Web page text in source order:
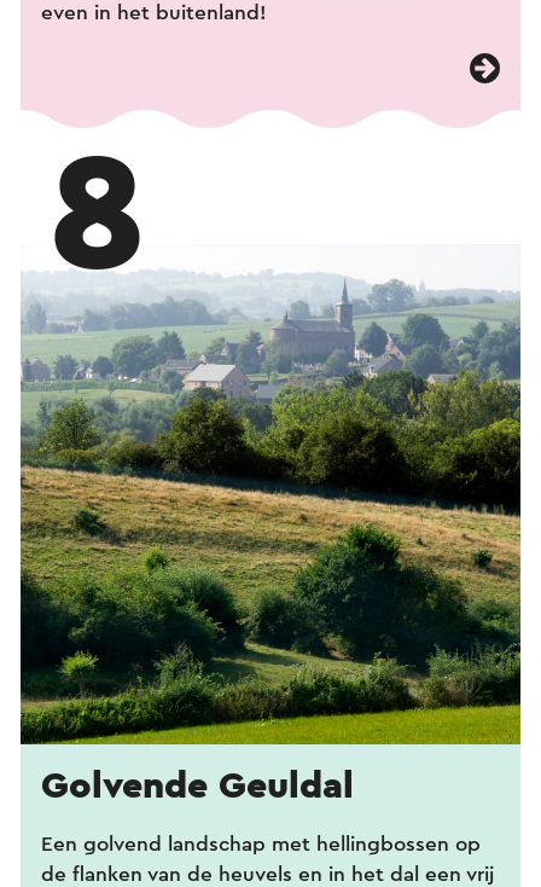
even in het buitenland!
8
Golvende Geuldal
Een golvend landschap met hellingbossen op
de flanken van de heuvels en in het dal een vrij